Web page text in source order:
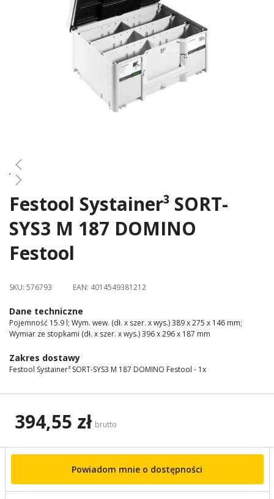
Skip
the
beginning
of
images
Festool Systainer³ SORT-
SYS3 M 187 DOMINO
Festool
SKU: 576793 EAN: 4014549381212
Dane techniczne
Pojemność 15.9 l; Wym. wew. (dł. x szer. x wys.) 389 x 275 x 146 mm;
Wymiar ze stopkami (dł. x szer. x wys.) 396 x 296 x 187 mm
Zakres dostawy
Festool Systainer³ SORT-SYS3 M 187 DOMINO Festool - 1x
394,55 zł brutto
Powiadom mnie o dostępności